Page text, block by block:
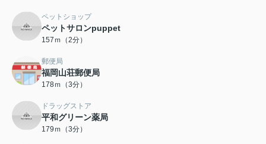
ペットショップ
ペットサロンpuppet
157ｍ（2分）
郵便局
福岡山荘郵便局
178ｍ（3分）
ドラッグストア
平和グリーン薬局
179ｍ（3分）